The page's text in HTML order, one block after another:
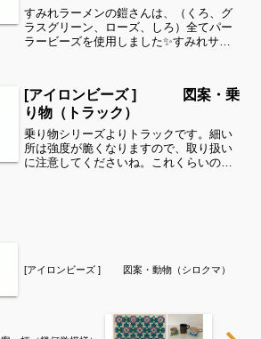
すみれラーメンの鎧さんは、（くろ、グ
ラスグリーン、ローズ、しろ）全てパー
ラービーズを使用しました✨すみれサイ
す！お時間がありましたら、他の図案も
ぜひ覗いてみてください^ ...
[アイロンビーズ ] 図案・乗
り物（トラック）
乗り物シリーズよりトラックです。細い
所は強度が脆くなりますので、取り扱い
に注意してくださいね。これくらいのサ
[アイロンビーズ ] 図案・動物（シロクマ）